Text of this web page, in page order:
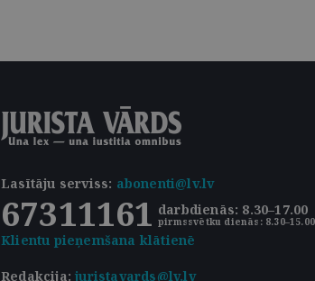
Lasītāju serviss: abonenti@lv.lv
67311161 darbdienās: 8.30–17.00
pirmssvētku dienās: 8.30–15.00
Klientu pieņemšana klātienē
Redakcija:juristavards@lv.lv